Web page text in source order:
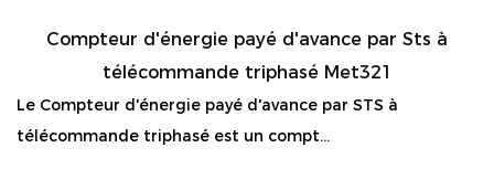
Compteur d'énergie payé d'avance par Sts à
télécommande triphasé Met321
Le Compteur d'énergie payé d'avance par STS à
télécommande triphasé est un compt...